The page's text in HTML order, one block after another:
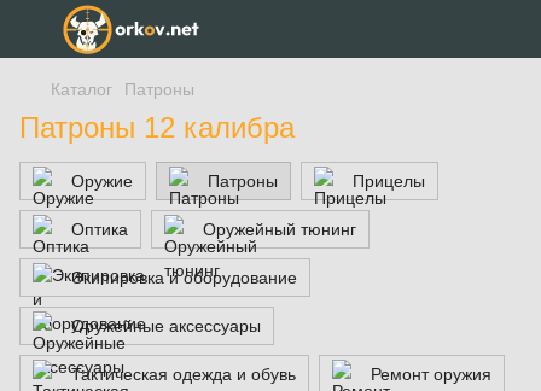
Каталог Патроны
Патроны 12 калибра
Оружие Патроны Прицелы
Оптика Оружейный тюнинг
Экипировка и оборудование
Оружейные аксессуары
Тактическая одежда и обувь Ремонт оружия